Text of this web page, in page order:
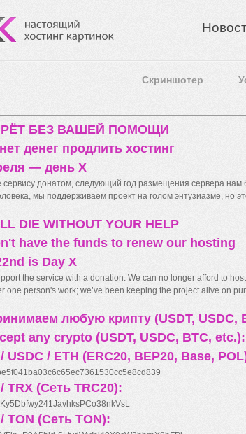
Скриншотер
БЕЗ ВАШЕЙ ПОМОЩИ
денег продлить хостинг
— день X
сервису донатом, следующий год размещения сервера
мы поддерживаем проект на голом энтузиазме, но
DIE WITHOUT YOUR HELP
have the funds to renew our hosting
is Day X
the service with a donation. We can no longer afford to
one person's work; we’ve been keeping the project alive on
любую крипту (USDT, USDC,
any crypto (USDT, USDC, BTC, etc.):
USDC / ETH (ERC20, BEP20, Base,
TRX (Сеть TRC20):
TON (Сеть TON):